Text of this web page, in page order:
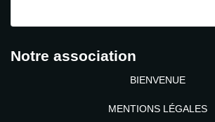
Notre association
BIENVENUE
MENTIONS LÉGALES